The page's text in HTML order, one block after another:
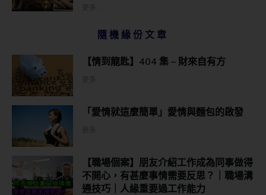
隨機緣份文章
【情到龍匙】404 集 – 財來自有方
「愛情就這麼簡單」愛情與麵包的啟發
【職場個案】朋友介紹工作成為同事做得
不開心，有甚麼事情需要反思？｜職場溝
通技巧｜人緣重要過工作能力